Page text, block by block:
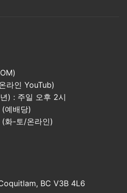
라인 YouTub)
) : 주일 오후 2시
예배당)
화-토/온라인)
BC V3B 4L6